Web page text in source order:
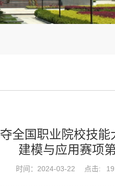
全国职业院校技
建模与应用赛项
时间：2024-03-22 点击: